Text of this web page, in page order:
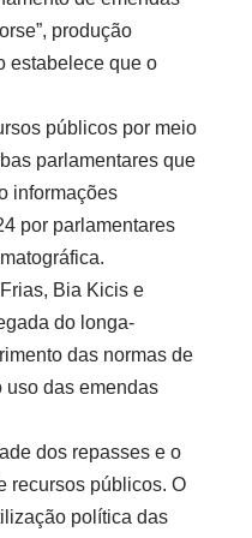
produção
estabelece que o
públicos por meio
parlamentares que
informações
por parlamentares
Bia Kicis e
do longa-
das normas de
uso das emendas
dos repasses e o
recursos públicos. O
política das